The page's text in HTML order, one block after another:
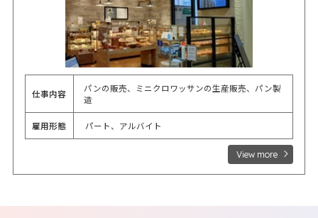
仕事内容
パンの販売、ミニクロワッサンの生産販売、パン製
造
雇用形態 パート、アルバイト
View more